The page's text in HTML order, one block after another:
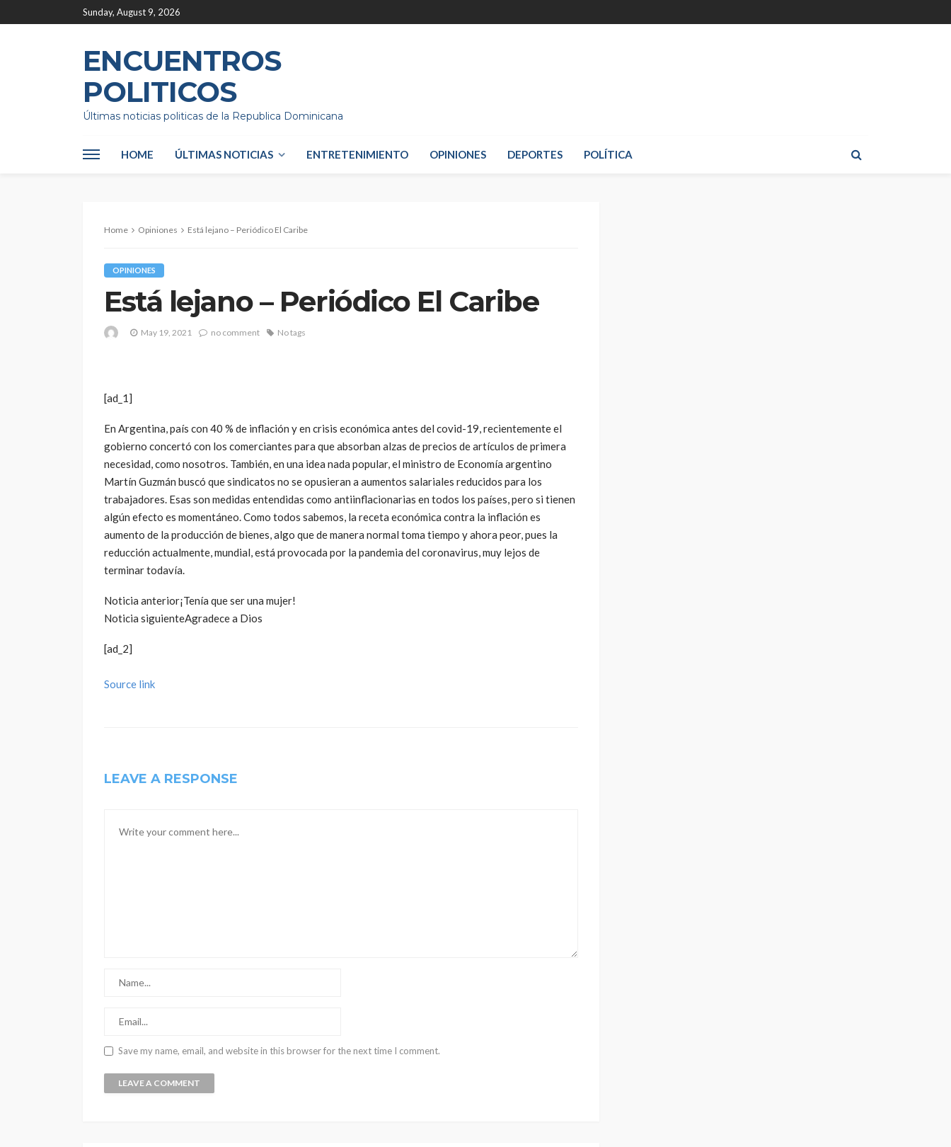
Sunday, August 9, 2026
ENCUENTROS
POLITICOS
Últimas noticias politicas de la Republica Dominicana
HOME ÚLTIMAS NOTICIAS ENTRETENIMIENTO OPINIONES DEPORTES POLÍTICA
Home Opiniones Está lejano – Periódico El Caribe
OPINIONES
Está lejano – Periódico El Caribe
May 19, 2021 no comment No tags
[ad_1]
En Argentina, país con 40 % de inflación y en crisis económica antes del covid-19, recientemente el
gobierno concertó con los comerciantes para que absorban alzas de precios de artículos de primera
necesidad, como nosotros. También, en una idea nada popular, el ministro de Economía argentino
Martín Guzmán buscó que sindicatos no se opusieran a aumentos salariales reducidos para los
trabajadores. Esas son medidas entendidas como antiinflacionarias en todos los países, pero si tienen
algún efecto es momentáneo. Como todos sabemos, la receta económica contra la inflación es
aumento de la producción de bienes, algo que de manera normal toma tiempo y ahora peor, pues la
reducción actualmente, mundial, está provocada por la pandemia del coronavirus, muy lejos de
terminar todavía.
Noticia anterior¡Tenía que ser una mujer!
Noticia siguienteAgradece a Dios
[ad_2]
Source link
LEAVE A RESPONSE
Save my name, email, and website in this browser for the next time I comment.